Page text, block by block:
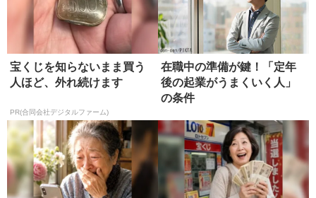
宝くじを知らないまま買う
人ほど、外れ続けます
PR(合同会社デジタルファーム)
在職中の準備が鍵！「定年
後の起業がうまくいく人」
の条件